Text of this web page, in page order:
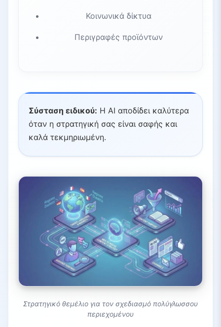
Κοινωνικά δίκτυα
Περιγραφές προϊόντων
Σύσταση ειδικού: Η AI αποδίδει καλύτερα
όταν η στρατηγική σας είναι σαφής και
καλά τεκμηριωμένη.
Στρατηγικό θεμέλιο για τον σχεδιασμό πολύγλωσσου
περιεχομένου